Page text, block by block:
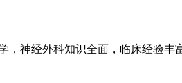
神经外科知识全面，临床经验丰